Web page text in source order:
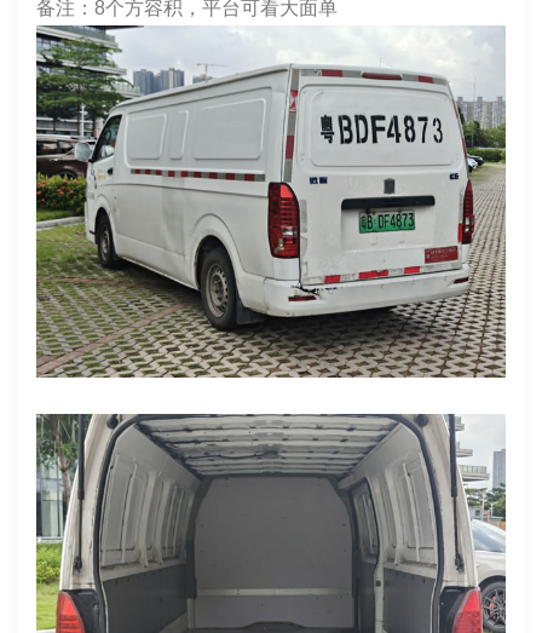
上牌时间：2022年7月28日
表显里程：137329
电池度数：宁德时代50
续航：200-220
车身颜色：白
货箱尺寸：3400*1550*1340
年检日期：2026.7
保险：双险 2026.9.1
售价：4万多
备注：8个方容积，平台可看大面单